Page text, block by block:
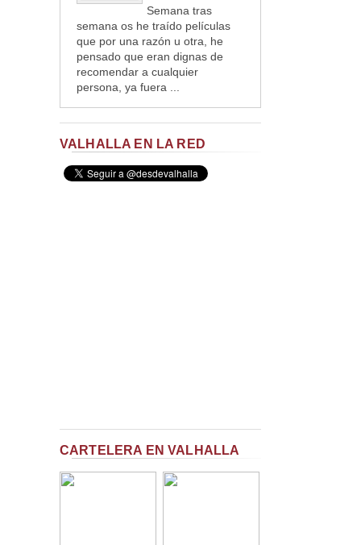
Semana tras
semana os he traído películas
que por una razón u otra, he
pensado que eran dignas de
recomendar a cualquier
persona, ya fuera ...
VALHALLA EN LA RED
CARTELERA EN VALHALLA